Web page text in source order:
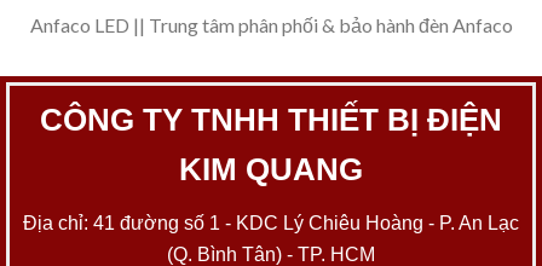
Anfaco LED || Trung tâm phân phối & bảo hành đèn Anfaco
CÔNG TY TNHH THIẾT BỊ ĐIỆN
KIM QUANG
Địa chỉ: 41 đường số 1 - KDC Lý Chiêu Hoàng - P. An Lạc
(Q. Bình Tân) - TP. HCM